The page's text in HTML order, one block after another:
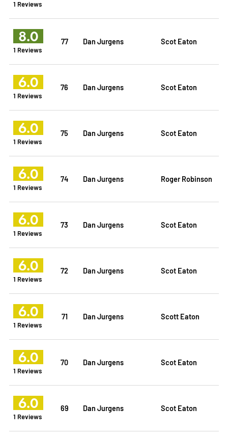
1 Reviews
8.0
1 Reviews
77 Dan Jurgens Scot Eaton
6.0
1 Reviews
76 Dan Jurgens Scot Eaton
6.0
1 Reviews
75 Dan Jurgens Scot Eaton
6.0
1 Reviews
74 Dan Jurgens Roger Robinson
6.0
1 Reviews
73 Dan Jurgens Scot Eaton
6.0
1 Reviews
72 Dan Jurgens Scot Eaton
6.0
1 Reviews
71 Dan Jurgens Scott Eaton
6.0
1 Reviews
70 Dan Jurgens Scot Eaton
6.0
1 Reviews
69 Dan Jurgens Scot Eaton